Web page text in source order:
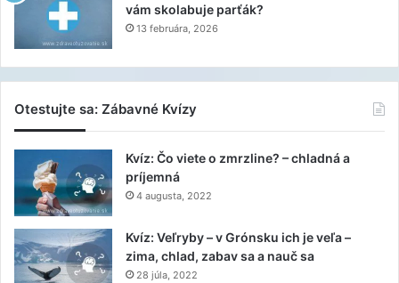
vám skolabuje parťák?
13 februára, 2026
Otestujte sa: Zábavné Kvízy
Kvíz: Čo viete o zmrzline? – chladná a
príjemná
4 augusta, 2022
Kvíz: Veľryby – v Grónsku ich je veľa –
zima, chlad, zabav sa a nauč sa
28 júla, 2022